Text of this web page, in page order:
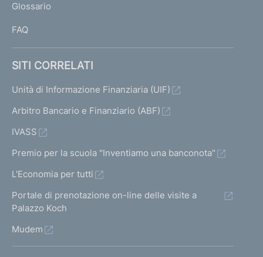
IGlossario
FAQ
SITI CORRELATI
Unità di Informazione Finanziaria (UIF)
Arbitro Bancario e Finanziario (ABF)
IVASS
Premio per la scuola "Inventiamo una banconota"
L'Economia per tutti
Portale di prenotazione on-line delle visite a
Palazzo Koch
Mudem